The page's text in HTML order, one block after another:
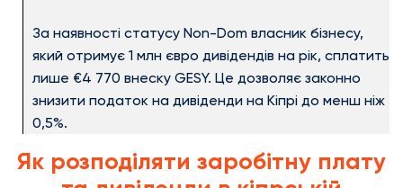
За наявності статусу Non-Dom власник бізнесу,
який отримує 1 млн євро дивідендів на рік, сплатить
лише €4 770 внеску GESY. Це дозволяє законно
знизити податок на дивіденди на Кіпрі до менш ніж
0,5%.
Як розподіляти заробітну плату